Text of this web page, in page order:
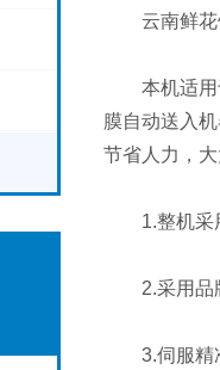
云南鲜花
本机适用于
膜自动送入
节省人力，
1.整机采用
2.采用品牌
3.伺服精准